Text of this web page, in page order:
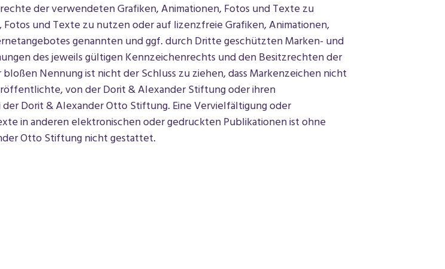
der verwendeten Grafiken, Animationen, Fotos und Texte zu
und Texte zu nutzen oder auf lizenzfreie Grafiken, Animationen,
genannten und ggf. durch Dritte geschützten Marken- und
des jeweils gültigen Kennzeichenrechts und den Besitzrechten der
Nennung ist nicht der Schluss zu ziehen, dass Markenzeichen nicht
von der Dorit & Alexander Stiftung oder ihren
Dorit & Alexander Otto Stiftung. Eine Vervielfältigung oder
in anderen elektronischen oder gedruckten Publikationen ist ohne
Otto Stiftung nicht gestattet.